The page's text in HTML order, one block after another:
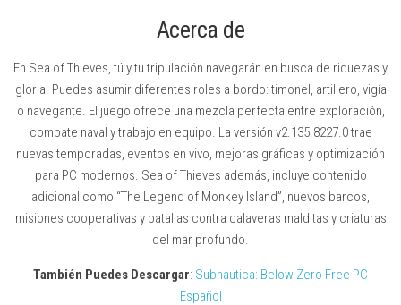
Acerca de
En Sea of Thieves, tú y tu tripulación navegarán en busca de riquezas y
gloria. Puedes asumir diferentes roles a bordo: timonel, artillero, vigía
o navegante. El juego ofrece una mezcla perfecta entre exploración,
combate naval y trabajo en equipo. La versión v2.135.8227.0 trae
nuevas temporadas, eventos en vivo, mejoras gráficas y optimización
para PC modernos. Sea of Thieves además, incluye contenido
adicional como “The Legend of Monkey Island”, nuevos barcos,
misiones cooperativas y batallas contra calaveras malditas y criaturas
del mar profundo.
También Puedes Descargar: Subnautica: Below Zero Free PC
Español